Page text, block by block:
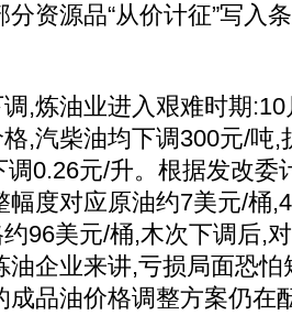
分资源品“从价计征”写入
炼油业进入艰难时期:10
,汽柴油均下调300元/吨,
0.26元/升。根据发改委
幅度对应原油约7美元/桶
96美元/桶,木次下调后,
油企业来讲,亏损局面恐
成品油价格调整方案仍在